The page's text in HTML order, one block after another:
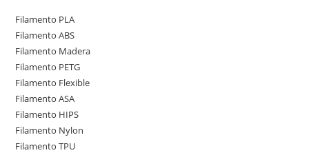
Filamento PLA
Filamento ABS
Filamento Madera
Filamento PETG
Filamento Flexible
Filamento ASA
Filamento HIPS
Filamento Nylon
Filamento TPU